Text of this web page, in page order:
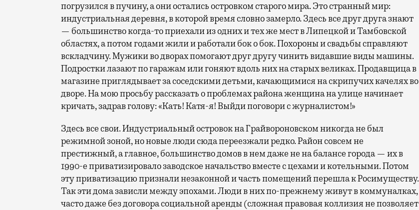
погрузился в пучину, а они остались островком старого мира. Это странный мир:
индустриальная деревня, в которой время словно замерло. Здесь все друг друга знают
— большинство когда-то приехали из одних и тех же мест в Липецкой и Тамбовской
областях, а потом годами жили и работали бок о бок. Похороны и свадьбы справляют
вскладчину. Мужики во дворах помогают друг другу чинить видавшие виды машины.
Подростки лазают по гаражам или гоняют вдоль них на старых великах. Продавщица в
магазине приглядывает за соседскими детьми, качающимися на скрипучих качелях во
дворе. На мою просьбу рассказать о проблемах района женщина на улице начинает
кричать, задрав голову: «Кать! Катя-я! Выйди поговори с журналистом!»
Здесь все свои. Индустриальный островок на Грайвороновском никогда не был
режимной зоной, но новые люди сюда переезжали редко. Район совсем не
престижный, а главное, большинство домов в нем даже не на балансе города — их в
1990-е приватизировало заводское начальство вместе с цехами и котельными. Потом
эту приватизацию признали незаконной и часть помещений перешла к Росимуществу.
Так эти дома зависли между эпохами. Люди в них по-прежнему живут в коммуналках,
часто даже без договора социальной аренды (сложная правовая коллизия не позволяет